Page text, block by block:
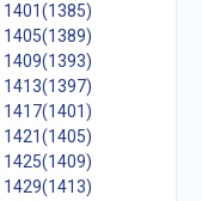
1401(1385)
1405(1389)
1409(1393)
1413(1397)
1417(1401)
1421(1405)
1425(1409)
1429(1413)